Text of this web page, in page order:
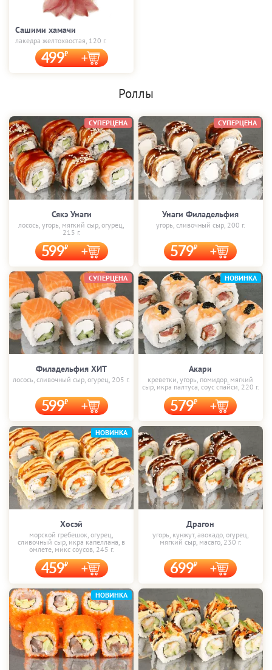
Сашими хамачи
лакедра желтохвостая, 120 г.
499
Роллы
Сякэ Унаги
лосось, угорь, мягкий сыр, огурец,
215 г.
599
СУПЕРЦЕНА
Унаги Филадельфия
угорь, сливочный сыр, 200 г.
579
СУПЕРЦЕНА
Филадельфия ХИТ
лосось, сливочный сыр, огурец, 205 г.
599
СУПЕРЦЕНА
Акари
креветки, угорь, помидор, мягкий
сыр, икра палтуса, соус спайси, 220 г.
579
НОВИНКА
Хосэй
морской гребешок, огурец,
сливочный сыр, икра капеллана, в
омлете, микс соусов, 245 г.
459
НОВИНКА
Драгон
угорь, кунжут, авокадо, огурец,
мягкий сыр, масаго, 230 г.
699
НОВИНКА